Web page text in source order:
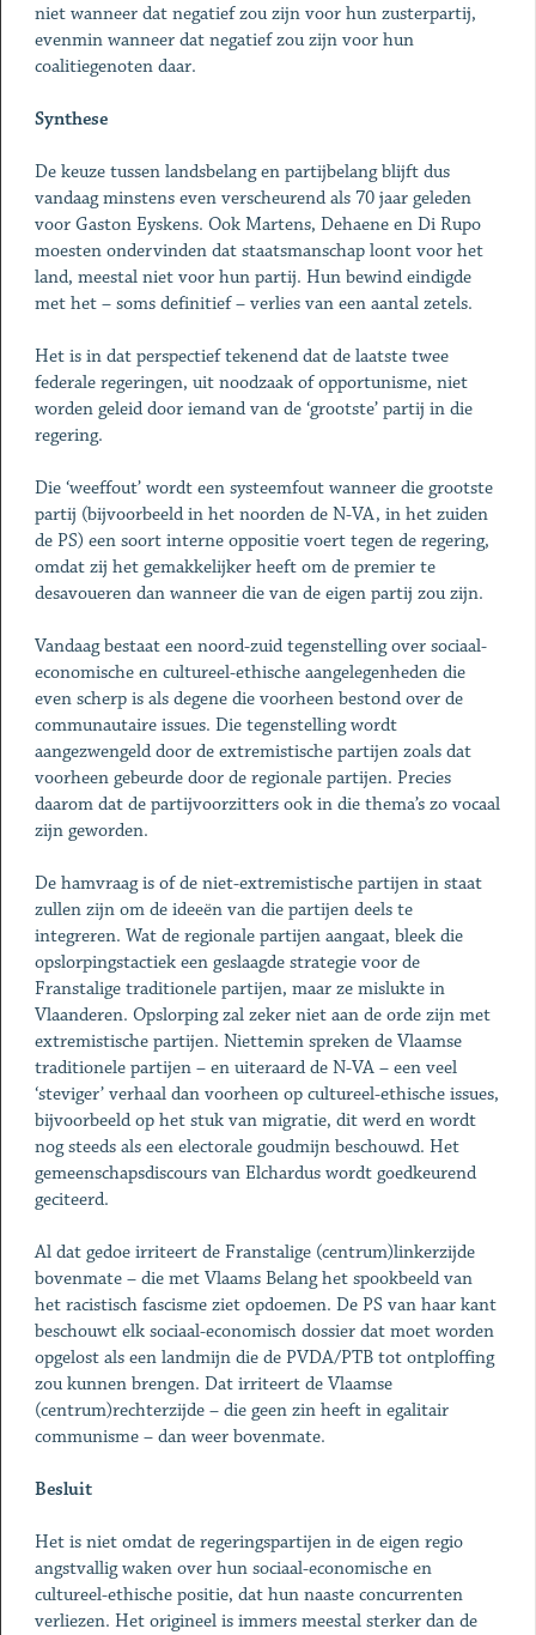
niet wanneer dat negatief zou zijn voor hun zusterpartij,
evenmin wanneer dat negatief zou zijn voor hun
coalitiegenoten daar.
Synthese
De keuze tussen landsbelang en partijbelang blijft dus
vandaag minstens even verscheurend als 70 jaar geleden
voor Gaston Eyskens. Ook Martens, Dehaene en Di Rupo
moesten ondervinden dat staatsmanschap loont voor het
land, meestal niet voor hun partij. Hun bewind eindigde
met het – soms definitief – verlies van een aantal zetels.
Het is in dat perspectief tekenend dat de laatste twee
federale regeringen, uit noodzaak of opportunisme, niet
worden geleid door iemand van de ‘grootste’ partij in die
regering.
Die ‘weeffout’ wordt een systeemfout wanneer die grootste
partij (bijvoorbeeld in het noorden de N-VA, in het zuiden
de PS) een soort interne oppositie voert tegen de regering,
omdat zij het gemakkelijker heeft om de premier te
desavoueren dan wanneer die van de eigen partij zou zijn.
Vandaag bestaat een noord-zuid tegenstelling over sociaal-
economische en cultureel-ethische aangelegenheden die
even scherp is als degene die voorheen bestond over de
communautaire issues. Die tegenstelling wordt
aangezwengeld door de extremistische partijen zoals dat
voorheen gebeurde door de regionale partijen. Precies
daarom dat de partijvoorzitters ook in die thema’s zo vocaal
zijn geworden.
De hamvraag is of de niet-extremistische partijen in staat
zullen zijn om de ideeën van die partijen deels te
integreren. Wat de regionale partijen aangaat, bleek die
opslorpingstactiek een geslaagde strategie voor de
Franstalige traditionele partijen, maar ze mislukte in
Vlaanderen. Opslorping zal zeker niet aan de orde zijn met
extremistische partijen. Niettemin spreken de Vlaamse
traditionele partijen – en uiteraard de N-VA – een veel
‘steviger’ verhaal dan voorheen op cultureel-ethische issues,
bijvoorbeeld op het stuk van migratie, dit werd en wordt
nog steeds als een electorale goudmijn beschouwd. Het
gemeenschapsdiscours van Elchardus wordt goedkeurend
geciteerd.
Al dat gedoe irriteert de Franstalige (centrum)linkerzijde
bovenmate – die met Vlaams Belang het spookbeeld van
het racistisch fascisme ziet opdoemen. De PS van haar kant
beschouwt elk sociaal-economisch dossier dat moet worden
opgelost als een landmijn die de PVDA/PTB tot ontploffing
zou kunnen brengen. Dat irriteert de Vlaamse
(centrum)rechterzijde – die geen zin heeft in egalitair
communisme – dan weer bovenmate.
Besluit
Het is niet omdat de regeringspartijen in de eigen regio
angstvallig waken over hun sociaal-economische en
cultureel-ethische positie, dat hun naaste concurrenten
verliezen. Het origineel is immers meestal sterker dan de